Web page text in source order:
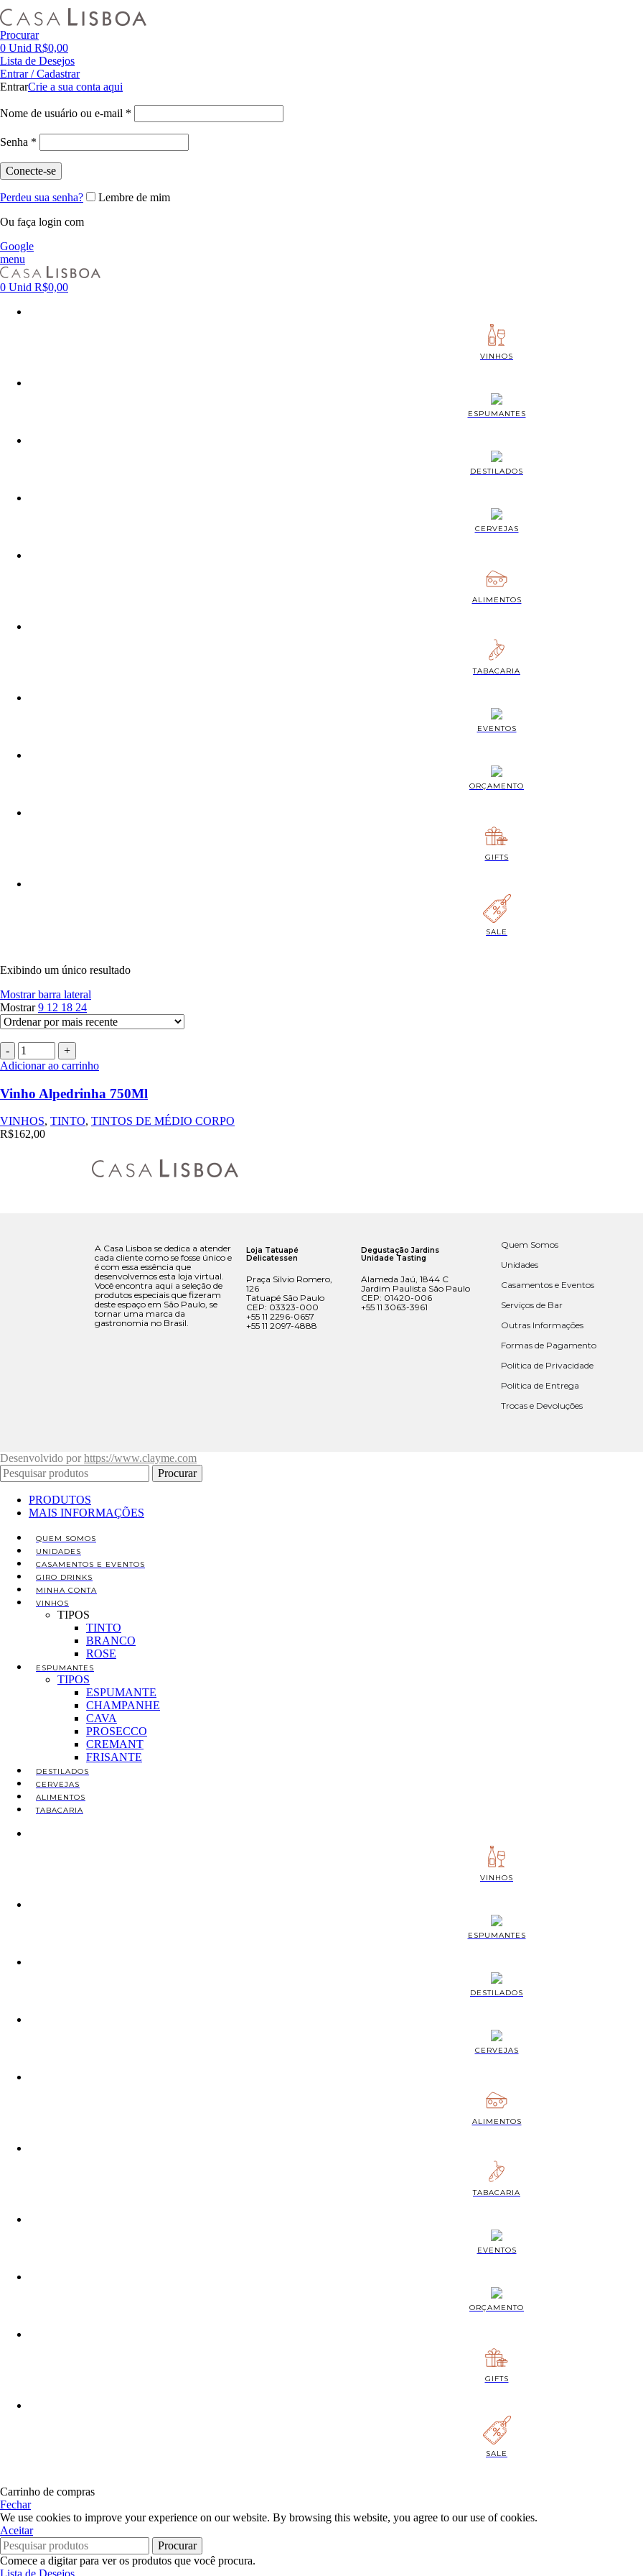
Procurar
0 Unid R$0,00
Lista de Desejos
Entrar / Cadastrar
EntrarCrie a sua conta aqui
Nome de usuário ou e-mail *
Senha *
Conecte-se
Perdeu sua senha?
Lembre de mim
Ou faça login com
Google
menu
0 Unid R$0,00
VINHOS
ESPUMANTES
DESTILADOS
CERVEJAS
ALIMENTOS
TABACARIA
EVENTOS
ORÇAMENTO
GIFTS
SALE
Exibindo um único resultado
Mostrar barra lateral
Mostrar9 12 18 24
Adicionar ao carrinho
Vinho Alpedrinha 750Ml
VINHOS, TINTO, TINTOS DE MÉDIO CORPO
R$162,00
A Casa Lisboa se dedica a atender
cada cliente como se fosse único e
é com essa essência que
desenvolvemos esta loja virtual.
Você encontra aqui a seleção de
produtos especiais que fizeram
deste espaço em São Paulo, se
tornar uma marca da
gastronomia no Brasil.
Loja Tatuapé
Delicatessen
Praça Silvio Romero,
126
Tatuapé São Paulo
CEP: 03323-000
+55 11 2296-0657
+55 11 2097-4888
Degustação Jardins
Unidade Tasting
Alameda Jaú, 1844 C
Jardim Paulista São Paulo
CEP: 01420-006
+55 11 3063-3961
Quem Somos
Unidades
Casamentos e Eventos
Serviços de Bar
Outras Informações
Formas de Pagamento
Politica de Privacidade
Politica de Entrega
Trocas e Devoluções
Desenvolvido por https://www.clayme.com
Procurar
PRODUTOS
MAIS INFORMAÇÕES
QUEM SOMOS
UNIDADES
CASAMENTOS E EVENTOS
GIRO DRINKS
MINHA CONTA
VINHOS
TIPOS
TINTO
BRANCO
ROSE
ESPUMANTES
TIPOS
ESPUMANTE
CHAMPANHE
CAVA
PROSECCO
CREMANT
FRISANTE
DESTILADOS
CERVEJAS
ALIMENTOS
TABACARIA
VINHOS
ESPUMANTES
DESTILADOS
CERVEJAS
ALIMENTOS
TABACARIA
EVENTOS
ORÇAMENTO
GIFTS
SALE
Carrinho de compras
Fechar
We use cookies to improve your experience on our website. By browsing this website, you agree to our use of cookies.
Aceitar
Procurar
Comece a digitar para ver os produtos que você procura.
Lista de Desejos